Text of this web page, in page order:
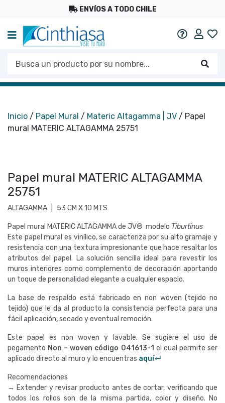
ENVÍOS A TODO CHILE
Mi
Busca un producto por su nombre...
Inicio / Papel Mural / Materic Altagamma | JV / Papel
mural MATERIC ALTAGAMMA 25751
Papel mural MATERIC ALTAGAMMA
25751
ALTAGAMMA 53 CM X 10 MTS
Papel mural MATERIC ALTAGAMMA de JV® modelo Tiburtinus
Este papel mural es vinílico, se caracteriza por su alto gramaje y
resistencia con una textura impresionante que hace resaltar los
atributos del papel. La solución sencilla ideal para revestir los
muros interiores como complemento de decoración aportando
un toque de personalidad elegante a cualquier espacio.
La base de respaldo está fabricado en non woven (tejido no
tejido) que le da al producto la consistencia perfecta para una
fácil aplicación, secado y eventual remoción.
Este papel es non woven y lavable. Se sugiere el uso de
pegamento Non – woven código 041613-1 el cual permite ser
aplicado directo al muro y lo encuentras aquí↵
Recomendaciones
→ Extender y revisar producto antes de cortar, verificando que
todos los rollos son de la misma partida, color y diseño. No